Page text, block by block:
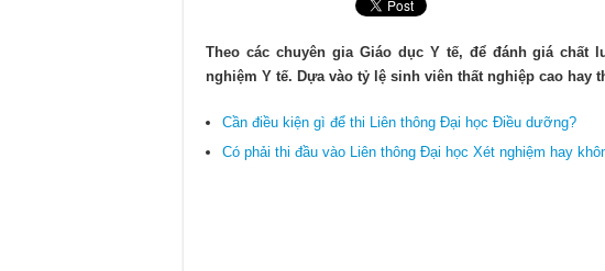
Cập nhật mới nhất về chính sách miễn giảm 100%
Điểm chuẩn xét tuyển Cao đẳng Dược năm 2022 như
Chính sách miễn giảm học phí Cao đẳng Dược
Theo các chuyên gia Giáo dục Y tế, để đánh giá chất
nghiệm Y tế. Dựa vào tỷ lệ sinh viên thất nghiệp cao hay
Cần điều kiện gì để thi Liên thông Đại học Điều dưỡng?
Có phải thi đầu vào Liên thông Đại học Xét nghiệm hay